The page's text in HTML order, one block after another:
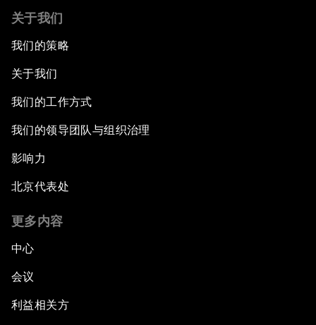
关于我们
我们的策略
关于我们
我们的工作方式
我们的领导团队与组织治理
影响力
北京代表处
更多内容
中心
会议
利益相关方